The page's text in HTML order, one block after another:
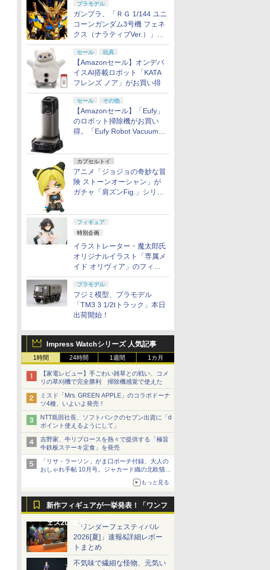
プラモデル
ガンプラ、「ＲＧ 1/144 ユニ
コーンガンダム3号機 フェネ
クス（ナラティブVer.）」
と、「ＨＧ 1/144 ガンダムエ
アマスターバースト」再販
セール 玩具
【Amazonセール】オンデバ
イスAI搭載ロボット「KATA
フレンズ ノア」がお買い得
セール その他
【Amazonセール】「Eufy」
のロボット掃除機がお買い
得。「Eufy Robot Vacuum
カプセルトイ
アニメ「ジョジョの奇妙な冒
険 ストーンオーシャン」が
ガチャ「肩ズンFig.」シリー
フィギュア
特別企画
イラストレーター・魔太郎氏
オリジナルイラスト「専属メ
イド オリヴィア」のフィギ
ュア彩色原型が東京フィギュ
アギャラリーにて展示中
プラモデル
フジミ模型、プラモデル
「TM3 3 1/2tトラック」本日
出荷開始！
Impress Watchシリーズ 人気記事
1時間 24時間 1週間 1カ月
【家電レビュー】手ごわい雑草との戦い、コメ
リの草刈機で完全勝利 掃除機感覚で使えた
ミスド「Mrs. GREEN APPLE」のコラボドーナ
ツ4種、いよいよ発売！
NTT島田社長、ソフトバンクのセブン出資に「d
ポイント使えるようにして」
吉野家、牛リブロースを熱々で提供する「極旨
牛鉄板ステーキ定食」を発売
「リサ・ラーソン」がま口ポーチ付録、大人の
おしゃれ手帖 10月号。ジャカード織の北欧猫デ
もっと見る
新作フィギュアが一挙発表！「ワンフ
ェス2026[夏]」特集「ワンダーフェスティバル
2026[夏]」速報&詳細レポー
トまとめ
不気味で繊細な怪物、元気い